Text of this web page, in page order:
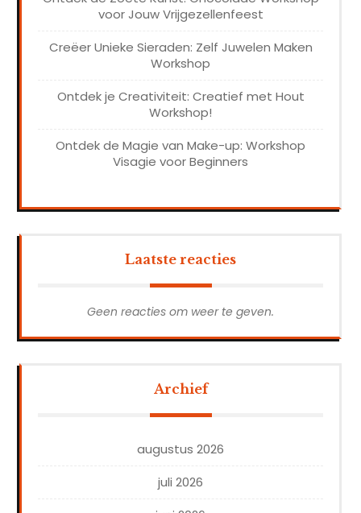
voor Jouw Vrijgezellenfeest
Creëer Unieke Sieraden: Zelf Juwelen Maken
Workshop
Ontdek je Creativiteit: Creatief met Hout
Workshop!
Ontdek de Magie van Make-up: Workshop
Visagie voor Beginners
Laatste reacties
Geen reacties om weer te geven.
Archief
augustus 2026
juli 2026